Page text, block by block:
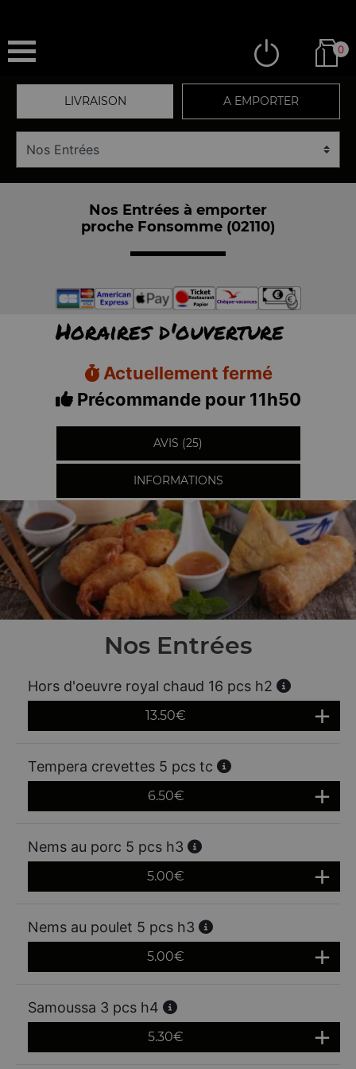
0
LIVRAISON A EMPORTER
Nos Entrées à emporter
proche Fonsomme (02110)
Horaires d'ouverture
Actuellement fermé
Précommande pour 11h50
AVIS (25)
INFORMATIONS
Nos Entrées
Hors d'oeuvre royal chaud 16 pcs h2
13.50€
Tempera crevettes 5 pcs tc
6.50€
Nems au porc 5 pcs h3
5.00€
Nems au poulet 5 pcs h3
5.00€
Samoussa 3 pcs h4
5.30€